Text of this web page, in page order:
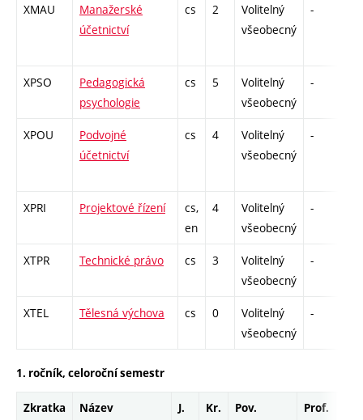
XMAU
Manažerské
účetnictví
cs 2
Volitelný
všeobecný
-
XPSO
Pedagogická
psychologie
cs 5
Volitelný
všeobecný
-
XPOU
Podvojné
účetnictví
cs 4
Volitelný
všeobecný
-
XPRI Projektové řízení
cs,
en
4
Volitelný
všeobecný
-
XTPR Technické právo cs 3
Volitelný
všeobecný
-
XTEL Tělesná výchova cs 0
Volitelný
všeobecný
-
1. ročník, celoroční semestr
Zkratka Název J. Kr. Pov. Prof.